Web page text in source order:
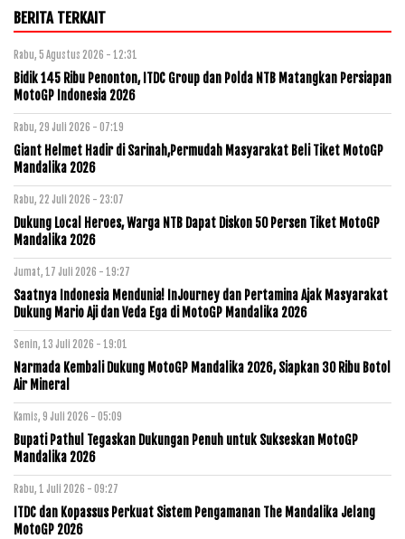
BERITA TERKAIT
Rabu, 5 Agustus 2026 - 12:31
Bidik 145 Ribu Penonton, ITDC Group dan Polda NTB Matangkan Persiapan
MotoGP Indonesia 2026
Rabu, 29 Juli 2026 - 07:19
Giant Helmet Hadir di Sarinah,Permudah Masyarakat Beli Tiket MotoGP
Mandalika 2026
Rabu, 22 Juli 2026 - 23:07
Dukung Local Heroes, Warga NTB Dapat Diskon 50 Persen Tiket MotoGP
Mandalika 2026
Jumat, 17 Juli 2026 - 19:27
Saatnya Indonesia Mendunia! InJourney dan Pertamina Ajak Masyarakat
Dukung Mario Aji dan Veda Ega di MotoGP Mandalika 2026
Senin, 13 Juli 2026 - 19:01
Narmada Kembali Dukung MotoGP Mandalika 2026, Siapkan 30 Ribu Botol
Air Mineral
Kamis, 9 Juli 2026 - 05:09
Bupati Pathul Tegaskan Dukungan Penuh untuk Sukseskan MotoGP
Mandalika 2026
Rabu, 1 Juli 2026 - 09:27
ITDC dan Kopassus Perkuat Sistem Pengamanan The Mandalika Jelang
MotoGP 2026